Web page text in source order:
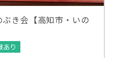
き会【高知市・いの
あり